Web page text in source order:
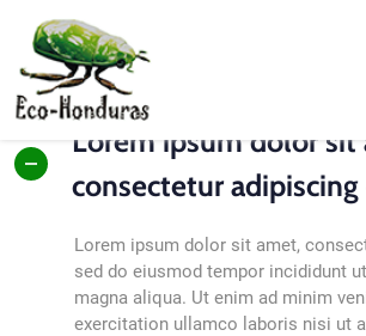
Lorem ipsum dolor sit
consectetur
Lorem ipsum dolor sit amet,
sed do eiusmod tempor incididunt
magna aliqua. Ut enim ad minim
exercitation ullamco laboris nisi ut